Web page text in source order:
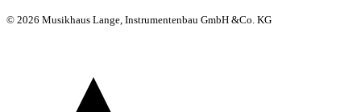
© 2026 Musikhaus Lange, Instrumentenbau GmbH &Co. KG